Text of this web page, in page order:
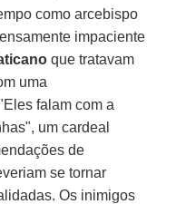
como arcebispo
impaciente
que tratavam
uma
falam com a
um cardeal
de
se tornar
Os inimigos